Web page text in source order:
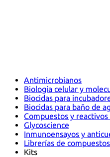
Antimicrobianos
Biología celular y
Biocidas para
Biocidas para baño de
Compuestos y
Glycoscience
Inmunoensayos y
Librerías de compuestos
Kits